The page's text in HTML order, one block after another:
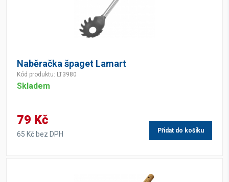
Naběračka špaget Lamart
Kód produktu: LT3980
Skladem
79 Kč
65 Kč bez DPH Přidat do košíku